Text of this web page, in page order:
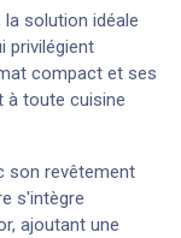
solution idéale
privilégient
compact et ses
toute cuisine
son revêtement
s'intègre
ajoutant une